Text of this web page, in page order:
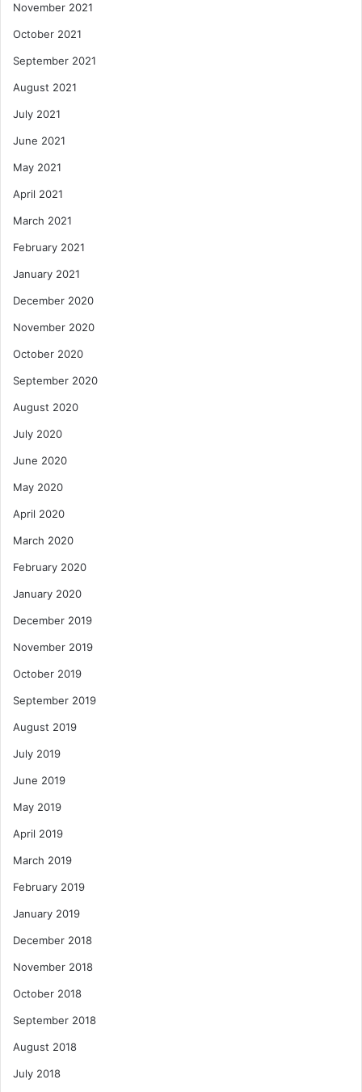
November 2021
October 2021
September 2021
August 2021
July 2021
June 2021
May 2021
April 2021
March 2021
February 2021
January 2021
December 2020
November 2020
October 2020
September 2020
August 2020
July 2020
June 2020
May 2020
April 2020
March 2020
February 2020
January 2020
December 2019
November 2019
October 2019
September 2019
August 2019
July 2019
June 2019
May 2019
April 2019
March 2019
February 2019
January 2019
December 2018
November 2018
October 2018
September 2018
August 2018
July 2018